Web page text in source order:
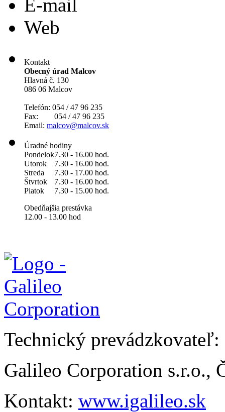
E-mail
Web
Kontakt
Obecný úrad Malcov
Hlavná č. 130
086 06 Malcov
Telefón: 054 / 47 96 235
Fax: 054 / 47 96 235
Email: malcov@malcov.sk
Úradné hodiny
Pondelok7.30 - 16.00 hod.
Utorok
7.30 - 16.00 hod.
Streda
7.30 - 17.00 hod.
Štvrtok
7.30 - 16.00 hod.
Piatok
7.30 - 15.00 hod.
Obedňajšia prestávka
12.00 - 13.00 hod
Technický prevádzkovateľ:
Galileo Corporation s.r.o.,
Kontakt: www.igalileo.sk